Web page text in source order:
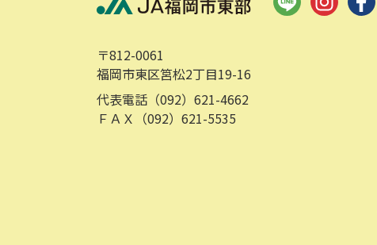
〒812-0061
福岡市東区筥松2丁目19-16
代表電話（092）621-4662
ＦＡＸ（092）621-5535